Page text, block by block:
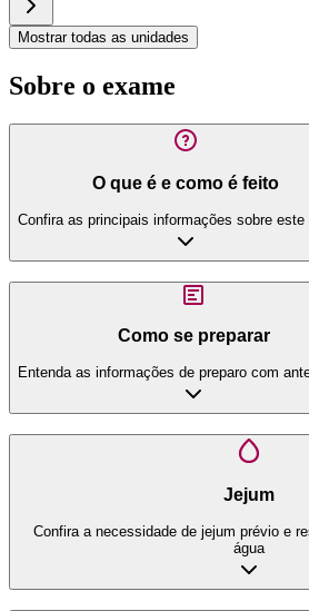
Mostrar todas as unidades
Sobre o exame
O que é e como é feito
Confira as principais informações sobre este
Como se preparar
Entenda as informações de preparo com
Jejum
Confira a necessidade de jejum prévio e
água